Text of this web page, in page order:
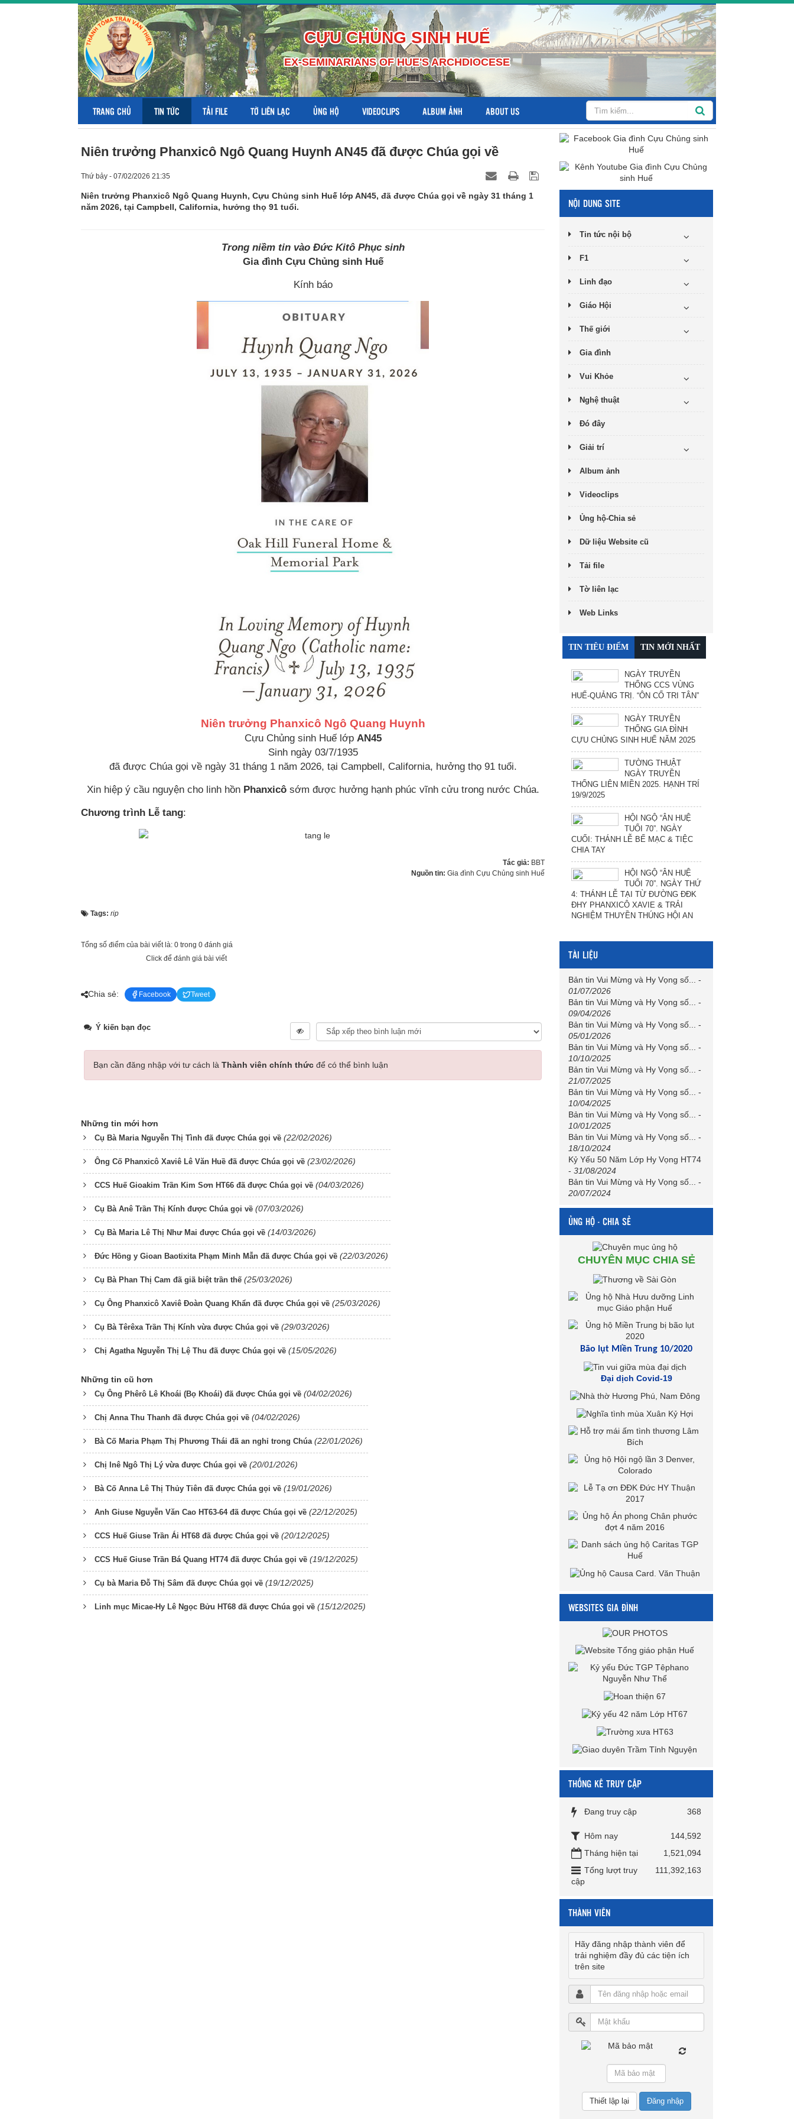
CỰU CHỦNG SINH HUẾ
EX-SEMINARIANS OF HUE'S ARCHDIOCESE
TRANG CHỦ TIN TỨC TẢI FILE TỜ LIÊN LẠC ỦNG HỘ VIDEOCLIPS ALBUM ẢNH ABOUT US
Niên trưởng Phanxicô Ngô Quang Huynh AN45 đã được Chúa gọi về
Thứ bảy - 07/02/2026 21:35
Niên trưởng Phanxicô Ngô Quang Huynh, Cựu Chủng sinh Huế lớp AN45, đã được Chúa gọi về ngày 31 tháng 1
năm 2026, tại Campbell, California, hưởng thọ 91 tuổi.
Trong niềm tin vào Đức Kitô Phục sinh
Gia đình Cựu Chủng sinh Huế
Kính báo
Niên trưởng Phanxicô Ngô Quang Huynh
Cựu Chủng sinh Huế lớp AN45
Sinh ngày 03/7/1935
đã được Chúa gọi về ngày 31 tháng 1 năm 2026, tại Campbell, California, hưởng thọ 91 tuổi.
Xin hiệp ý cầu nguyện cho linh hồn Phanxicôsớm được hưởng hạnh phúc vĩnh cửu trong nước Chúa.
Chương trình Lễ tang:
Tác giả: BBT
Nguồn tin: Gia đình Cựu Chủng sinh Huế
Tags: rip
Tổng số điểm của bài viết là: 0 trong 0 đánh giá
Click để đánh giá bài viết
Chia sẻ: Facebook Tweet
Ý kiến bạn đọc
Bạn cần đăng nhập với tư cách là Thành viên chính thức để có thể bình luận
Những tin mới hơn
Cụ Bà Maria Nguyễn Thị Tình đã được Chúa gọi về (22/02/2026)
Ông Cố Phanxicô Xaviê Lê Văn Huề đã được Chúa gọi về (23/02/2026)
CCS Huế Gioakim Trần Kim Sơn HT66 đã được Chúa gọi về (04/03/2026)
Cụ Bà Anê Trần Thị Kính được Chúa gọi về (07/03/2026)
Cụ Bà Maria Lê Thị Như Mai được Chúa gọi về (14/03/2026)
Đức Hồng y Gioan Baotixita Phạm Minh Mẫn đã được Chúa gọi về (22/03/2026)
Cụ Bà Phan Thị Cam đã giã biệt trần thế (25/03/2026)
Cụ Ông Phanxicô Xaviê Đoàn Quang Khẩn đã được Chúa gọi về (25/03/2026)
Cụ Bà Têrêxa Trần Thị Kính vừa được Chúa gọi về (29/03/2026)
Chị Agatha Nguyễn Thị Lệ Thu đã được Chúa gọi về (15/05/2026)
Những tin cũ hơn
Cụ Ông Phêrô Lê Khoái (Bọ Khoái) đã được Chúa gọi về (04/02/2026)
Chị Anna Thu Thanh đã được Chúa gọi về (04/02/2026)
Bà Cố Maria Phạm Thị Phương Thái đã an nghỉ trong Chúa (22/01/2026)
Chị Inê Ngô Thị Lý vừa được Chúa gọi về (20/01/2026)
Bà Cố Anna Lê Thị Thủy Tiên đã được Chúa gọi về (19/01/2026)
Anh Giuse Nguyễn Văn Cao HT63-64 đã được Chúa gọi về (22/12/2025)
CCS Huế Giuse Trần Ái HT68 đã được Chúa gọi về (20/12/2025)
CCS Huế Giuse Trần Bá Quang HT74 đã được Chúa gọi về (19/12/2025)
Cụ bà Maria Đỗ Thị Sâm đã được Chúa gọi về (19/12/2025)
Linh mục Micae-Hy Lê Ngọc Bửu HT68 đã được Chúa gọi về (15/12/2025)
NỘI DUNG SITE
Tin tức nội bộ
F1
Linh đạo
Giáo Hội
Thế giới
Gia đình
Vui Khỏe
Nghệ thuật
Đó đây
Giải trí
Album ảnh
Videoclips
Ủng hộ-Chia sẻ
Dữ liệu Website cũ
Tải file
Tờ liên lạc
Web Links
TIN TIÊU ĐIỂM TIN MỚI NHẤT
NGÀY TRUYỀN
THỐNG CCS VÙNG
HUẾ-QUẢNG TRỊ. “ÔN CỐ TRI TÂN”
NGÀY TRUYỀN
THỐNG GIA ĐÌNH
CỰU CHỦNG SINH HUẾ NĂM 2025
TƯỜNG THUẬT
NGÀY TRUYỀN
THỐNG LIÊN MIỀN 2025. HẠNH TRÍ
19/9/2025
HỘI NGỘ “ÂN HUỆ
TUỔI 70”. NGÀY
CUỐI: THÁNH LỄ BẾ MẠC & TIỆC
CHIA TAY
HỘI NGỘ “ÂN HUỆ
TUỔI 70”. NGÀY THỨ
4: THÁNH LỄ TẠI TỪ ĐƯỜNG ĐĐK
ĐHY PHANXICÔ XAVIE & TRẢI
NGHIỆM THUYỀN THÚNG HỘI AN
TÀI LIỆU
Bản tin Vui Mừng và Hy Vọng số...
-
01/07/2026
Bản tin Vui Mừng và Hy Vọng số...
-
09/04/2026
Bản tin Vui Mừng và Hy Vọng số...
-
05/01/2026
Bản tin Vui Mừng và Hy Vọng số...
-
10/10/2025
Bản tin Vui Mừng và Hy Vọng số...
-
21/07/2025
Bản tin Vui Mừng và Hy Vọng số...
-
10/04/2025
Bản tin Vui Mừng và Hy Vọng số...
-
10/01/2025
Bản tin Vui Mừng và Hy Vọng số...
-
18/10/2024
Kỷ Yếu 50 Năm Lớp Hy Vọng HT74
- 31/08/2024
Bản tin Vui Mừng và Hy Vọng số...
-
20/07/2024
ỦNG HỘ - CHIA SẺ
CHUYÊN MỤC CHIA SẺ
Bão lụt Miền Trung 10/2020
Đại dịch Covid-19
WEBSITES GIA ĐÌNH
THỐNG KÊ TRUY CẬP
Đang truy cập 368
Hôm nay
144,592
Tháng hiện tại
1,521,094
Tổng lượt truy
cập
111,392,163
THÀNH VIÊN
Hãy đăng nhập thành viên để
trải nghiệm đầy đủ các tiện ích
trên site
Đăng nhập